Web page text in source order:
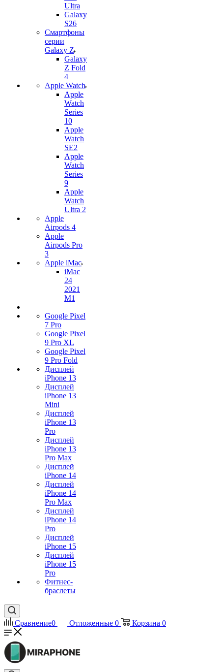
Ultra
Galaxy
S26
Смартфоны
серии
Galaxy Z
Galaxy
Z Fold
4
Apple Watch
Apple
Watch
Series
10
Apple
Watch
SE2
Apple
Watch
Series
9
Apple
Watch
Ultra 2
Apple
Airpods 4
Apple
Airpods Pro
3
Apple iMac
iMac
24
2021
M1
Google Pixel
7 Pro
Google Pixel
9 Pro XL
Google Pixel
9 Pro Fold
Дисплей
iPhone 13
Дисплей
iPhone 13
Mini
Дисплей
iPhone 13
Pro
Дисплей
iPhone 13
Pro Max
Дисплей
iPhone 14
Дисплей
iPhone 14
Pro Max
Дисплей
iPhone 14
Pro
Дисплей
iPhone 15
Дисплей
iPhone 15
Pro
Фитнес-
браслеты
Сравнение0 Отложенные 0 Корзина 0